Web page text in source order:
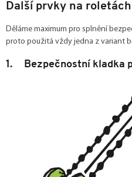
Další prvky na
Děláme maximum pro splnění
proto použitá vždy jedna z variant
1. Bezpečnostní kladka